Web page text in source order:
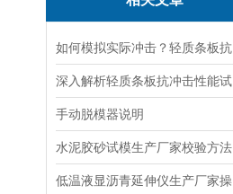
手动脱模器说明
水泥胶砂试模生产厂家校验方法